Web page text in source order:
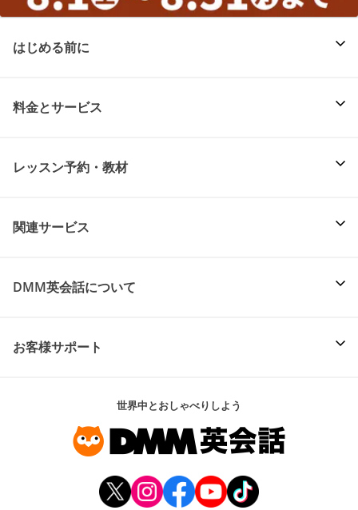
はじめる前に
料金とサービス
レッスン予約・教材
関連サービス
DMM英会話について
お客様サポート
世界中とおしゃべりしよう